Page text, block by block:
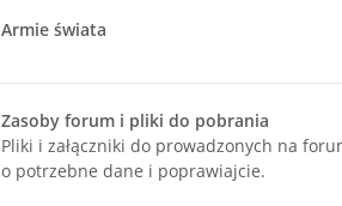
Armie świata
Zasoby forum i pliki do pobrania
Pliki i załączniki do prowadzonych na
o potrzebne dane i poprawiajcie.